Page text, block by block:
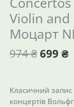
Violin and
Моцарт
974₴ 699 ₴
Класичний запис
концертів